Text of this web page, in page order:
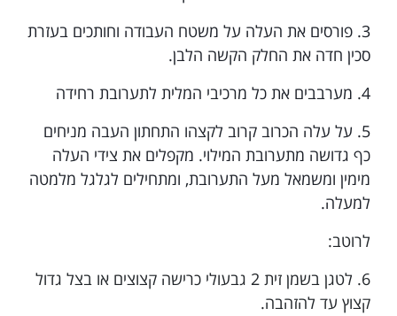
3. פורסים את העלה על משטח העבודה וחותכים בעזרת
סכין חדה את החלק הקשה הלבן.
4. מערבבים את כל מרכיבי המלית לתערובת רחידה
5. על עלה הכרוב קרוב לקצהו התחתון העבה מניחים
כף גדושה מתערובת המילוי. מקפלים את צידי העלה
מימין ומשמאל מעל התערובת, ומתחילים לגלגל מלמטה
למעלה.
לרוטב:
6. לטגן בשמן זית 2 גבעולי כרישה קצוצים או בצל גדול
קצוץ עד להזהבה.